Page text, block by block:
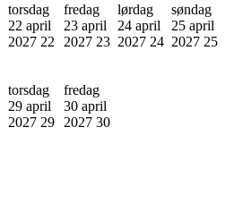
torsdag
22 april
2027 22
fredag
23 april
2027 23
lørdag
24 april
2027 24
søndag
25 april
2027 25
torsdag
29 april
2027 29
fredag
30 april
2027 30